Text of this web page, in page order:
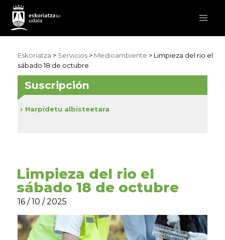
Eskoriatza > Servicios > Medioambiente > Limpieza del rio el
sábado 18 de octubre
Limpieza del rio el
sábado 18 de octubre
16 / 10 / 2025
Suscripción
Harpidetu albisteetara